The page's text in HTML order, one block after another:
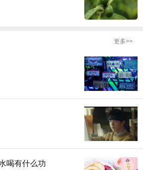
更多>>
喝有什么功